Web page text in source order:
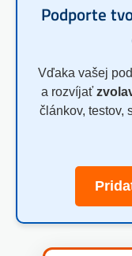
Podporte
Vďaka vašej
a rozvíjať
článkov, testov,